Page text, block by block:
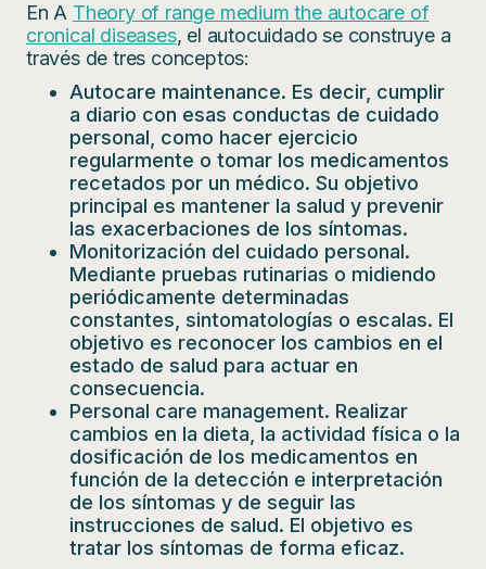
En A Theory of range medium the autocare of
cronical diseases, el autocuidado se construye a
través de tres conceptos:
Autocare maintenance. Es decir, cumplir
a diario con esas conductas de cuidado
personal, como hacer ejercicio
regularmente o tomar los medicamentos
recetados por un médico. Su objetivo
principal es mantener la salud y prevenir
las exacerbaciones de los síntomas.
Monitorización del cuidado personal.
Mediante pruebas rutinarias o midiendo
periódicamente determinadas
constantes, sintomatologías o escalas. El
objetivo es reconocer los cambios en el
estado de salud para actuar en
consecuencia.
Personal care management. Realizar
cambios en la dieta, la actividad física o la
dosificación de los medicamentos en
función de la detección e interpretación
de los síntomas y de seguir las
instrucciones de salud. El objetivo es
tratar los síntomas de forma eficaz.